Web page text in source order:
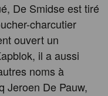
De Smidse est tiré
charcutier
ouvert un
il a aussi
noms à
Jeroen De Pauw,